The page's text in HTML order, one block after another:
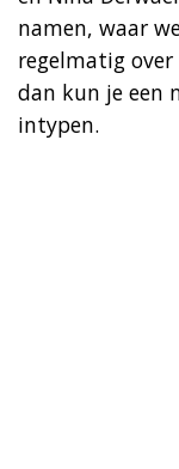
namen, waar
regelmatig over
dan kun je een
intypen.